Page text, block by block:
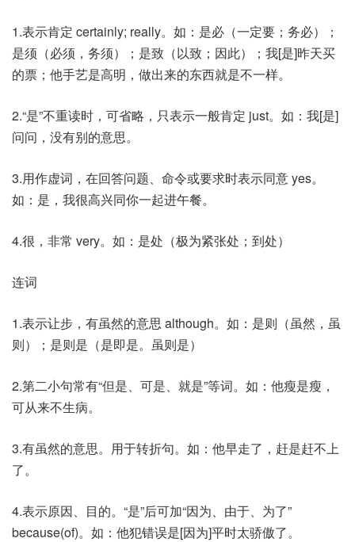
1.表示肯定 certainly; really。如：是必（一定要；务必）；
是须（必须，务须）；是致（以致；因此）；我[是]昨天买
的票；他手艺是高明，做出来的东西就是不一样。
2.“是”不重读时，可省略，只表示一般肯定 just。如：我[是]
问问，没有别的意思。
3.用作虚词，在回答问题、命令或要求时表示同意 yes。
如：是，我很高兴同你一起进午餐。
4.很，非常 very。如：是处（极为紧张处；到处）
连词
1.表示让步，有虽然的意思 although。如：是则（虽然，虽
则）；是则是（是即是。虽则是）
2.第二小句常有“但是、可是、就是”等词。如：他瘦是瘦，
可从来不生病。
3.有虽然的意思。用于转折句。如：他早走了，赶是赶不上
了。
4.表示原因、目的。“是”后可加“因为、由于、为了”
because(of)。如：他犯错误是[因为]平时太骄傲了。